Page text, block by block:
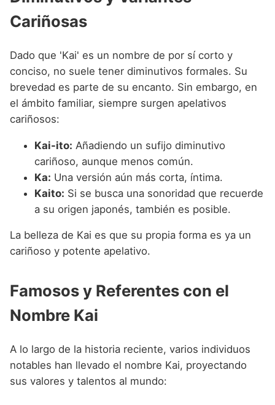
Cariñosas
Dado que 'Kai' es un nombre de por sí corto y
conciso, no suele tener diminutivos formales. Su
brevedad es parte de su encanto. Sin embargo, en
el ámbito familiar, siempre surgen apelativos
cariñosos:
Kai-ito: Añadiendo un sufijo diminutivo
cariñoso, aunque menos común.
Ka: Una versión aún más corta, íntima.
Kaito: Si se busca una sonoridad que recuerde
a su origen japonés, también es posible.
La belleza de Kai es que su propia forma es ya un
cariñoso y potente apelativo.
Famosos y Referentes con el
Nombre Kai
A lo largo de la historia reciente, varios individuos
notables han llevado el nombre Kai, proyectando
sus valores y talentos al mundo: